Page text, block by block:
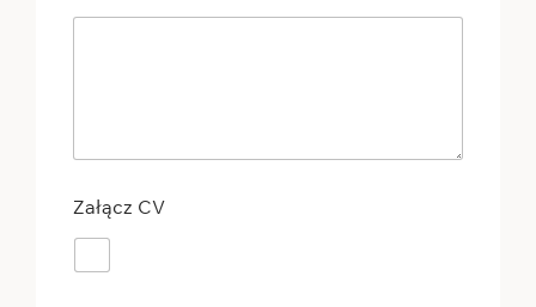
Załącz CV